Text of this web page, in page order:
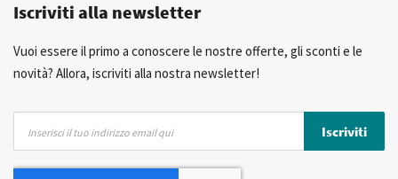
Consulenza Personalizzata
Iscriviti alla newsletter
Vuoi essere il primo a conoscere le nostre offerte, gli sconti e le
novità? Allora, iscriviti alla nostra newsletter!
nostra
Iscriviti